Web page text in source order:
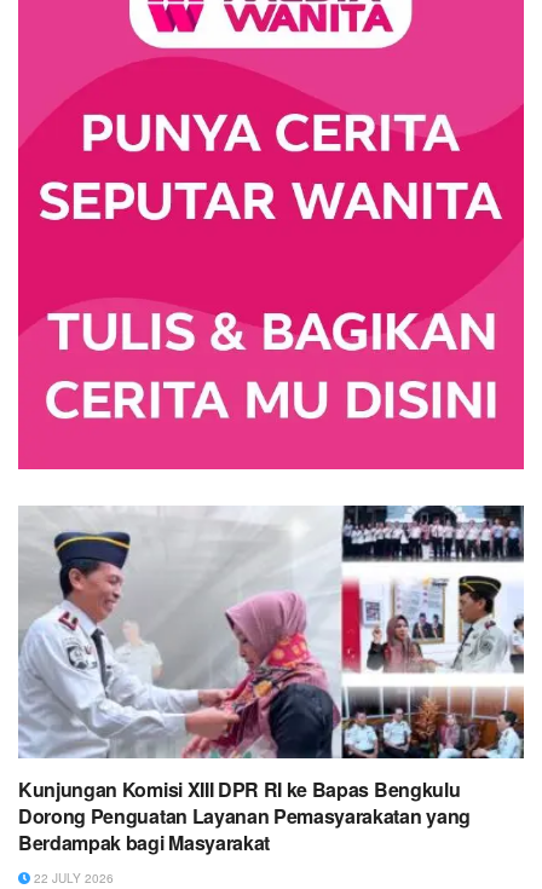
Kunjungan Komisi XIII DPR RI ke Bapas Bengkulu
Dorong Penguatan Layanan Pemasyarakatan yang
Berdampak bagi Masyarakat
22 JULY 2026